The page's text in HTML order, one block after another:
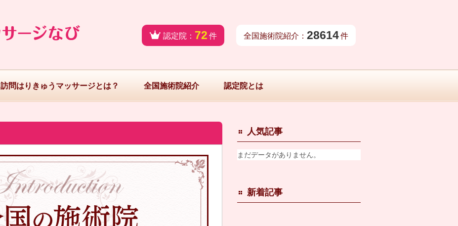
認定院： 72 件 全国施術院紹介： 28614件
訪問はりきゅうマッサージとは？ 全国施術院紹介 認定院とは
人気記事
まだデータがありません。
新着記事